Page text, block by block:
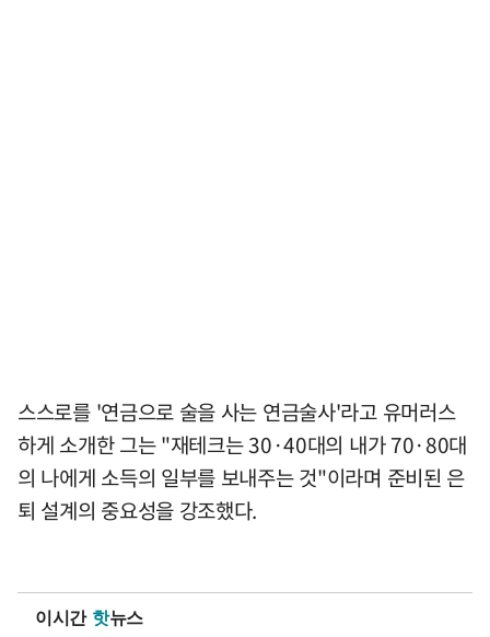
스스로를 '연금으로 술을 사는 연금술사'라고 유머러스
하게 소개한 그는 "재테크는 30·40대의 내가 70·80대
의 나에게 소득의 일부를 보내주는 것"이라며 준비된 은
퇴 설계의 중요성을 강조했다.
이시간 핫뉴스